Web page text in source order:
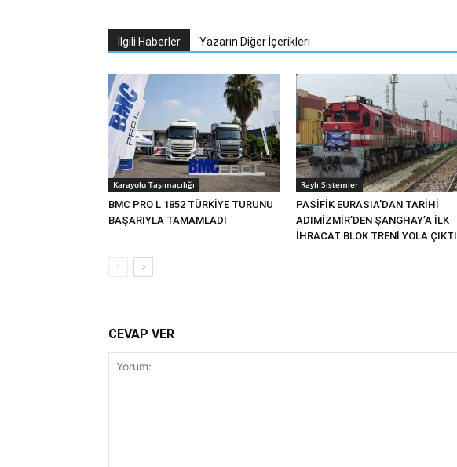
İlgili Haberler Yazarın Diğer İçerikleri
Karayolu Taşımacılığı
BMC PRO L 1852 TÜRKİYE TURUNU
BAŞARIYLA TAMAMLADI
Raylı Sistemler
PASİFİK EURASIA’DAN TARİHİ
ADIMİZMİR’DEN ŞANGHAY’A İLK
İHRACAT BLOK TRENİ YOLA ÇIKTI
CEVAP VER